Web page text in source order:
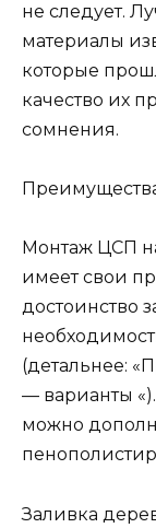
не следует.
материалы
которые
качество их
сомнения.
Монтаж ЦСП
имеет свои
достоинство
(детальнее:
— варианты
можно
Заливка